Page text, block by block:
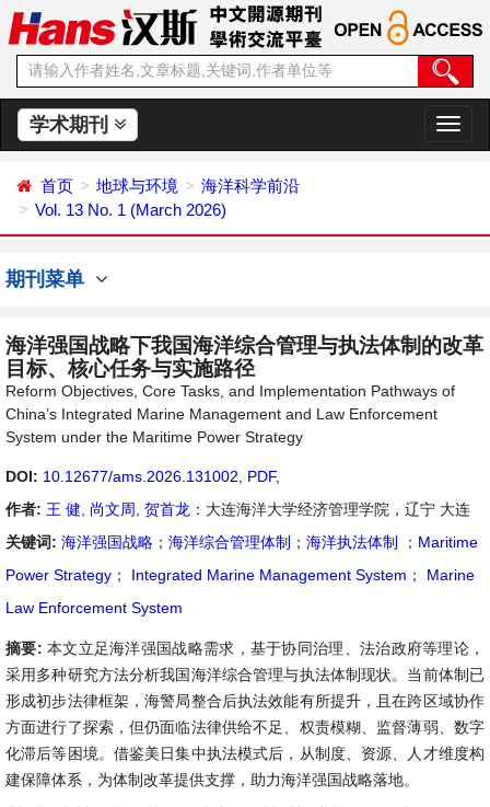
学术期刊
切
换
首页 地球与环境
海洋科学前沿
Vol. 13 No. 1 (March 2026)
期刊菜单
海洋强国战略下我国海洋综合管理与执法体制的改革
目标、核心任务与实施路径
Reform Objectives, Core Tasks, and Implementation Pathways of
China’s Integrated Marine Management and Law Enforcement
System under the Maritime Power Strategy
DOI: 10.12677/ams.2026.131002 PDF,
作者: 王 健 尚文周 贺首龙 ：大连海洋大学经济管理学院，辽宁 大连
关键词: 海洋强国战略 ； 海洋综合管理体制 ； 海洋执法体制 ； Maritime
Power Strategy ； Integrated Marine Management System ；
Marine
Law Enforcement System
摘要: 本文立足海洋强国战略需求，基于协同治理、法治政府等理论，
采用多种研究方法分析我国海洋综合管理与执法体制现状。当前体制已
形成初步法律框架，海警局整合后执法效能有所提升，且在跨区域协作
方面进行了探索，但仍面临法律供给不足、权责模糊、监督薄弱、数字
化滞后等困境。借鉴美日集中执法模式后，从制度、资源、人才维度构
建保障体系，为体制改革提供支撑，助力海洋强国战略落地。